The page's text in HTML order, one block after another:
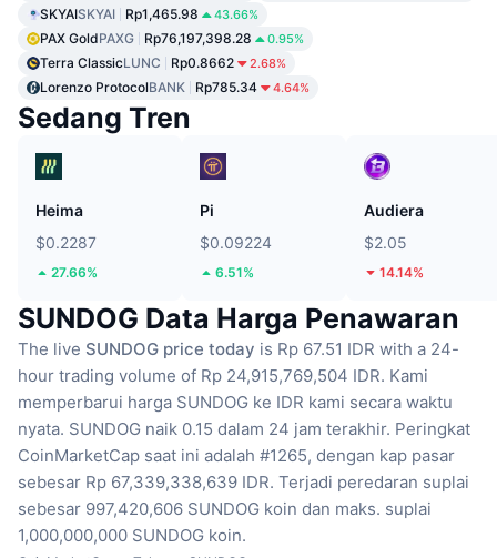
SKYAISKYAI Rp1,465.98 43.66%
PAX GoldPAXG Rp76,197,398.28 0.95%
Terra ClassicLUNC Rp0.8662 2.68%
Lorenzo ProtocolBANK Rp785.34 4.64%
Sedang Tren
Heima
$0.2287
27.66%
Pi
$0.09224
6.51%
Audiera
$2.05
14.14%
SUNDOG Data Harga Penawaran
The live SUNDOG price today is Rp 67.51 IDR with a 24-
hour trading volume of Rp 24,915,769,504 IDR. Kami
memperbarui harga SUNDOG ke IDR kami secara waktu
nyata. SUNDOG naik 0.15 dalam 24 jam terakhir. Peringkat
CoinMarketCap saat ini adalah #1265, dengan kap pasar
sebesar Rp 67,339,338,639 IDR. Terjadi peredaran suplai
sebesar 997,420,606 SUNDOG koin dan maks. suplai
1,000,000,000 SUNDOG koin.